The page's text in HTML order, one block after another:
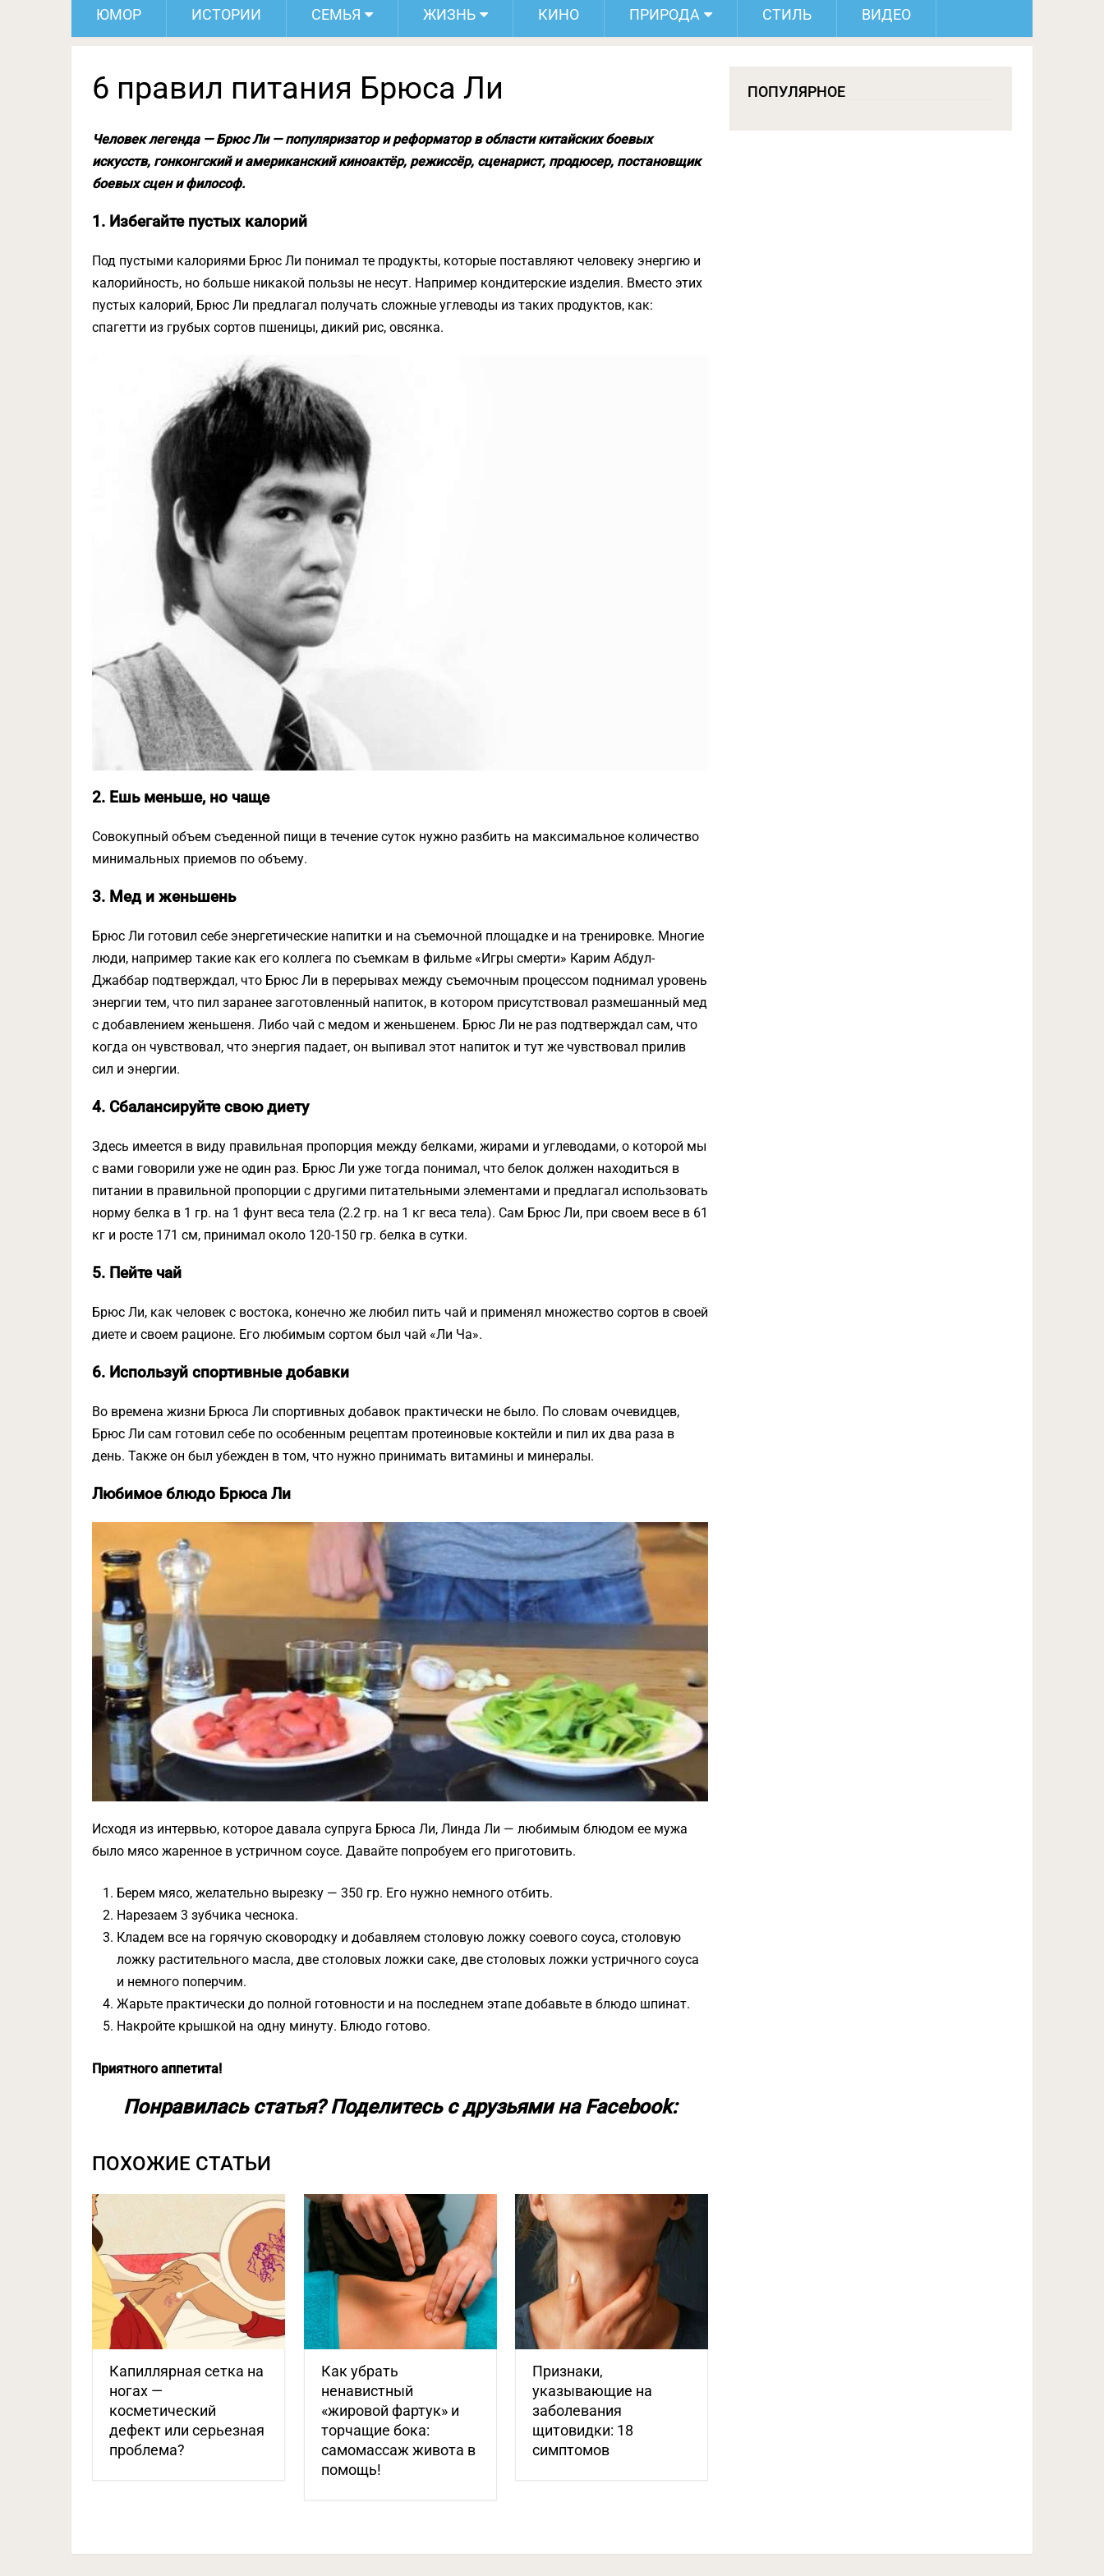
ЮМОР ИСТОРИИ СЕМЬЯ ЖИЗНЬ КИНО ПРИРОДА СТИЛЬ ВИДЕО
6 правил питания Брюса Ли
Человек легенда — Брюс Ли — популяризатор и реформатор в области китайских боевых
искусств, гонконгский и американский киноактёр, режиссёр, сценарист, продюсер, постановщик
боевых сцен и философ.
1. Избегайте пустых калорий
Под пустыми калориями Брюс Ли понимал те продукты, которые поставляют человеку энергию и
калорийность, но больше никакой пользы не несут. Например кондитерские изделия. Вместо этих
пустых калорий, Брюс Ли предлагал получать сложные углеводы из таких продуктов, как:
спагетти из грубых сортов пшеницы, дикий рис, овсянка.
2. Ешь меньше, но чаще
Совокупный объем съеденной пищи в течение суток нужно разбить на максимальное количество
минимальных приемов по объему.
3. Мед и женьшень
Брюс Ли готовил себе энергетические напитки и на съемочной площадке и на тренировке. Многие
люди, например такие как его коллега по съемкам в фильме «Игры смерти» Карим Абдул-
Джаббар подтверждал, что Брюс Ли в перерывах между съемочным процессом поднимал уровень
энергии тем, что пил заранее заготовленный напиток, в котором присутствовал размешанный мед
с добавлением женьшеня. Либо чай с медом и женьшенем. Брюс Ли не раз подтверждал сам, что
когда он чувствовал, что энергия падает, он выпивал этот напиток и тут же чувствовал прилив
сил и энергии.
4. Сбалансируйте свою диету
Здесь имеется в виду правильная пропорция между белками, жирами и углеводами, о которой мы
с вами говорили уже не один раз. Брюс Ли уже тогда понимал, что белок должен находиться в
питании в правильной пропорции с другими питательными элементами и предлагал использовать
норму белка в 1 гр. на 1 фунт веса тела (2.2 гр. на 1 кг веса тела). Сам Брюс Ли, при своем весе в 61
кг и росте 171 см, принимал около 120-150 гр. белка в сутки.
5. Пейте чай
Брюс Ли, как человек с востока, конечно же любил пить чай и применял множество сортов в своей
диете и своем рационе. Его любимым сортом был чай «Ли Ча».
6. Используй спортивные добавки
Во времена жизни Брюса Ли спортивных добавок практически не было. По словам очевидцев,
Брюс Ли сам готовил себе по особенным рецептам протеиновые коктейли и пил их два раза в
день. Также он был убежден в том, что нужно принимать витамины и минералы.
Любимое блюдо Брюса Ли
Исходя из интервью, которое давала супруга Брюса Ли, Линда Ли — любимым блюдом ее мужа
было мясо жаренное в устричном соусе. Давайте попробуем его приготовить.
Берем мясо, желательно вырезку — 350 гр. Его нужно немного отбить.
Нарезаем 3 зубчика чеснока.
Кладем все на горячую сковородку и добавляем столовую ложку соевого соуса, столовую
ложку растительного масла, две столовых ложки саке, две столовых ложки устричного соуса
и немного поперчим.
Жарьте практически до полной готовности и на последнем этапе добавьте в блюдо шпинат.
Накройте крышкой на одну минуту. Блюдо готово.
Приятного аппетита!
Понравилась статья? Поделитесь с друзьями на Facebook:
ПОХОЖИЕ СТАТЬИ
Капиллярная сетка на
ногах —
косметический
дефект или серьезная
проблема?
Как убрать
ненавистный
«жировой фартук» и
торчащие бока:
самомассаж живота в
помощь!
Признаки,
указывающие на
заболевания
щитовидки: 18
симптомов
ПОПУЛЯРНОЕ